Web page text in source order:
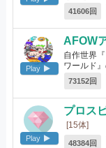
41606回
Play
AFOW
自作世界
ワールド
73152回
Play
プロス
[15体]
48384回